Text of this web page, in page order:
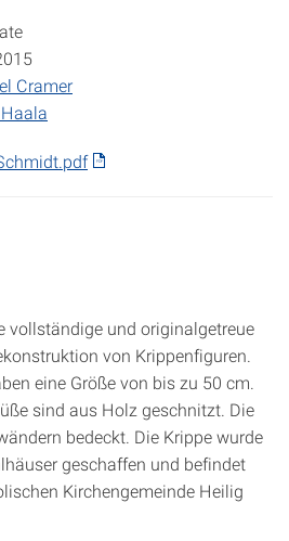
Cramer
vollständige und originalgetreue
von Krippenfiguren.
eine Größe von bis zu 50 cm.
sind aus Holz geschnitzt. Die
bedeckt. Die Krippe wurde
geschaffen und befindet
Kirchengemeinde Heilig